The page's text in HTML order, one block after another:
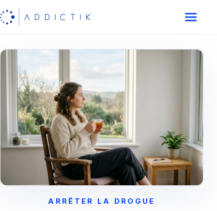
ARRÊTER LA DROGUE